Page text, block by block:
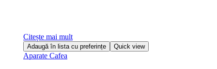
Citește mai mult
Adaugă în lista cu preferințe Quick view
Aparate Cafea